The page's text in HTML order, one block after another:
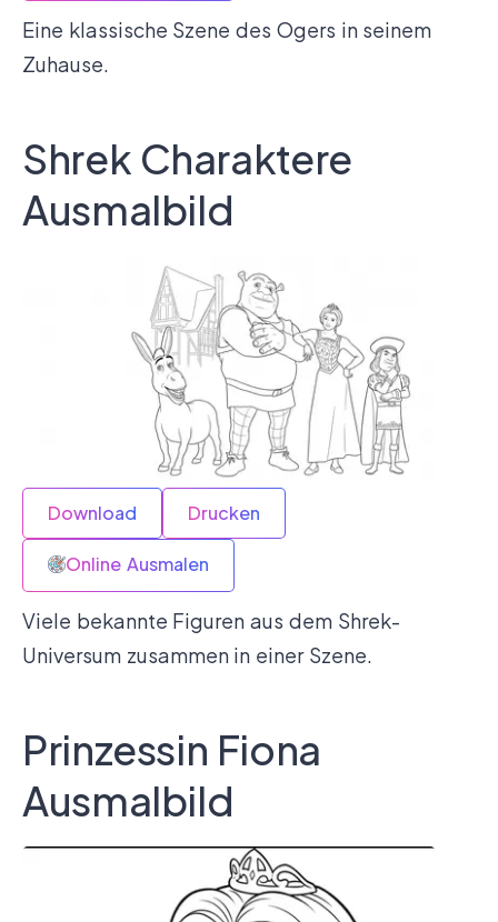
Eine klassische Szene des Ogers in seinem
Zuhause.
Shrek Charaktere
Ausmalbild
Download Drucken
Online Ausmalen
Viele bekannte Figuren aus dem Shrek-
Universum zusammen in einer Szene.
Prinzessin Fiona
Ausmalbild